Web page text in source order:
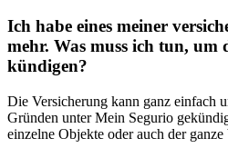
Ich habe eines meiner
mehr. Was muss ich tun, um
kündigen?
Die Versicherung kann ganz einfach
Gründen unter Mein Segurio
einzelne Objekte oder auch der ganze